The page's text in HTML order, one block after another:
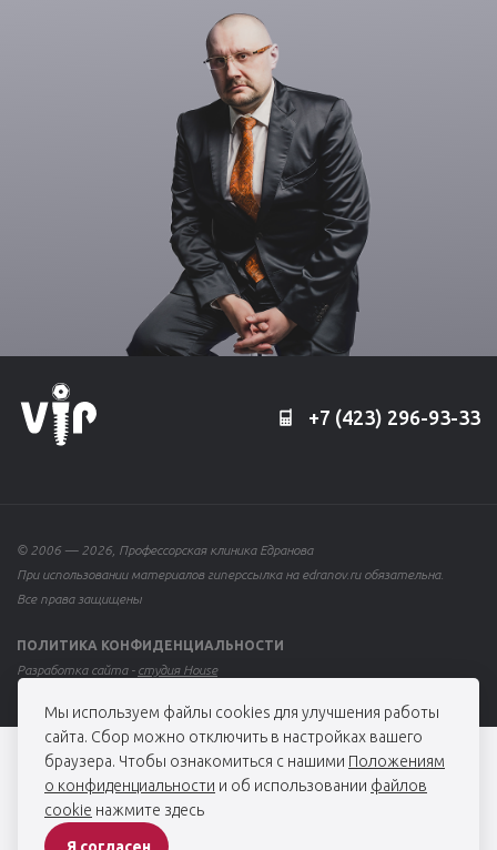
Мы используем файлы cookies для улучшения работы
сайта. Сбор можно отключить в настройках вашего
браузера. Чтобы ознакомиться с нашими Положениям
о конфиденциальности и об использовании файлов
cookie нажмите здесь
+7 (423) 296-93-33
© 2006 — 2026, Профессорская клиника Едранова
При использовании материалов гиперссылка на edranov.ru обязательна.
Все права защищены
ПОЛИТИКА КОНФИДЕНЦИАЛЬНОСТИ
Разработка сайта - студия House